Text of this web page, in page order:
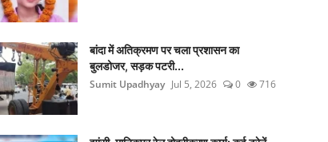
बांदा में अतिक्रमण पर चला प्रशासन का
बुलडोजर, सड़क पटरी...
Sumit Upadhyay Jul 5, 2026 0 716